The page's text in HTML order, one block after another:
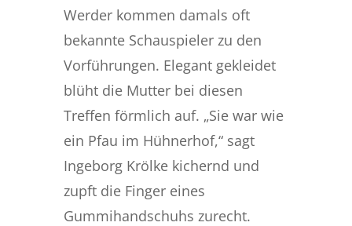
Werder kommen damals oft
bekannte Schauspieler zu den
Vorführungen. Elegant gekleidet
blüht die Mutter bei diesen
Treffen förmlich auf. „Sie war wie
ein Pfau im Hühnerhof,“ sagt
Ingeborg Krölke kichernd und
zupft die Finger eines
Gummihandschuhs zurecht.